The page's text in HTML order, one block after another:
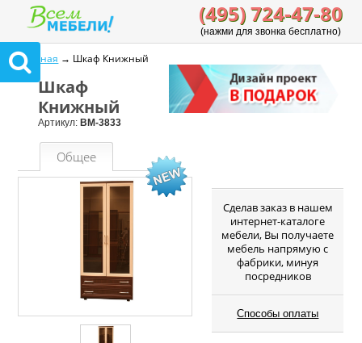
(495) 724-47-80
(нажми для звонка бесплатно)
Главная → Шкаф Книжный
Шкаф
Книжный
Артикул: ВМ-3833
Общее
Cделав заказ в нашем
интернет-каталоге
мебели, Вы получаете
мебель напрямую с
фабрики, минуя
посредников
Способы оплаты